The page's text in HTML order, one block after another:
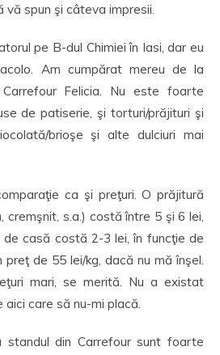
vă spun şi câteva impresii.
pe B-dul Chimiei în Iasi, dar eu
Am cumpărat mereu de la
Felicia. Nu este foarte
de patiserie, şi torturi/prăjituri şi
brioşe şi alte dulciuri mai
ca şi preţuri. O prăjitură
cremşnit, s.a.) costă între 5 şi 6 lei,
casă costă 2-3 lei, în funcţie de
de 55 lei/kg, dacă nu mă înşel.
mari, se merită. Nu a existat
care să nu-mi placă.
standul din Carrefour sunt foarte